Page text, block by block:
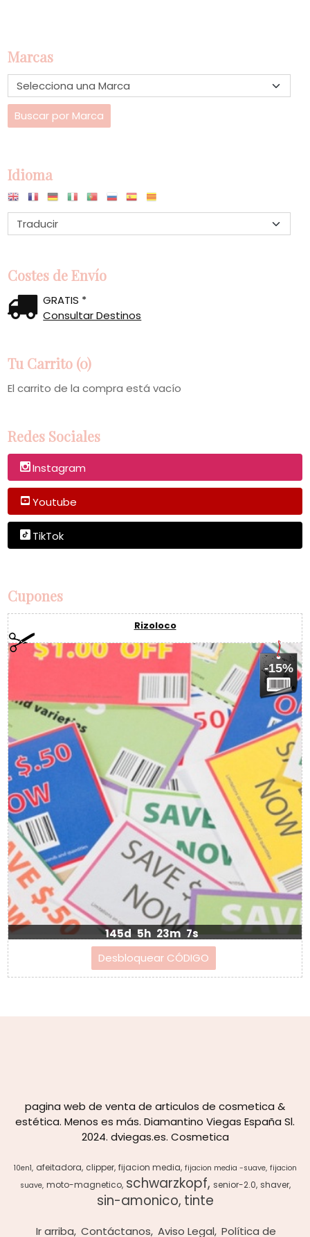
Marcas
Idioma
Costes de Envío
GRATIS *
Consultar Destinos
Tu Carrito (0)
El carrito de la compra está vacío
Redes Sociales
Instagram
Youtube
TikTok
Cupones
Rizoloco
-15%
145d 5h 23m 7s
pagina web de venta de articulos de cosmetica &
estética. Menos es más. Diamantino Viegas España Sl.
2024. dviegas.es. Cosmetica
10en1 afeitadora clipper fijacion media fijacion media -suave fijacion
suave moto-magnetico schwarzkopf senior-2.0 shaver
sin-amonico tinte
Ir arriba Contáctanos Aviso Legal Política de